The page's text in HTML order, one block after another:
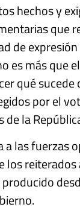
hechos y
que
de
es más que
qué sucede
por el
de la
a las fuerzas
los reiterados